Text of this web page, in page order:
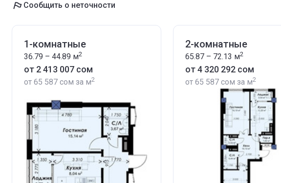
Сообщить о неточности
1-комнатные
36.79 – 44.89 м2
от ‍2 413 007 сом
от ‍65 587 сом за м2
2-комнатные
65.87 – 72.13 м2
от ‍4 320 292 сом
от ‍65 587 сом за м2